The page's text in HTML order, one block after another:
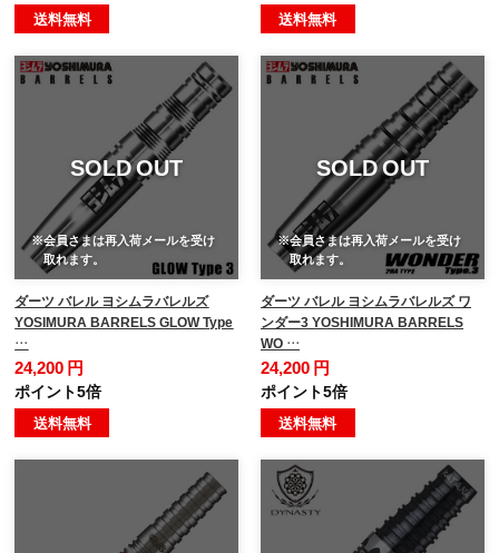
送料無料 送料無料
SOLD OUT
※会員さまは再入荷メールを受け
取れます。
ダーツ バレル ヨシムラバレルズ
YOSIMURA BARRELS GLOW Type
…
24,200 円
ポイント5倍
送料無料
SOLD OUT
※会員さまは再入荷メールを受け
取れます。
ダーツ バレル ヨシムラバレルズ ワ
ンダー3 YOSHIMURA BARRELS
WO …
24,200 円
ポイント5倍
送料無料